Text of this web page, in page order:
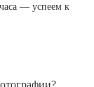
часа — успеем к